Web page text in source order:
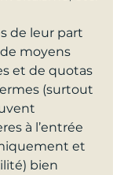
de leur part
moyens
et de quotas
(surtout
à l’entrée
et
bien